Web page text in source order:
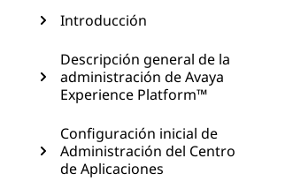
Introducción
Descripción general de la
administración de Avaya
Experience Platform™
Configuración inicial de
Administración del Centro
de Aplicaciones